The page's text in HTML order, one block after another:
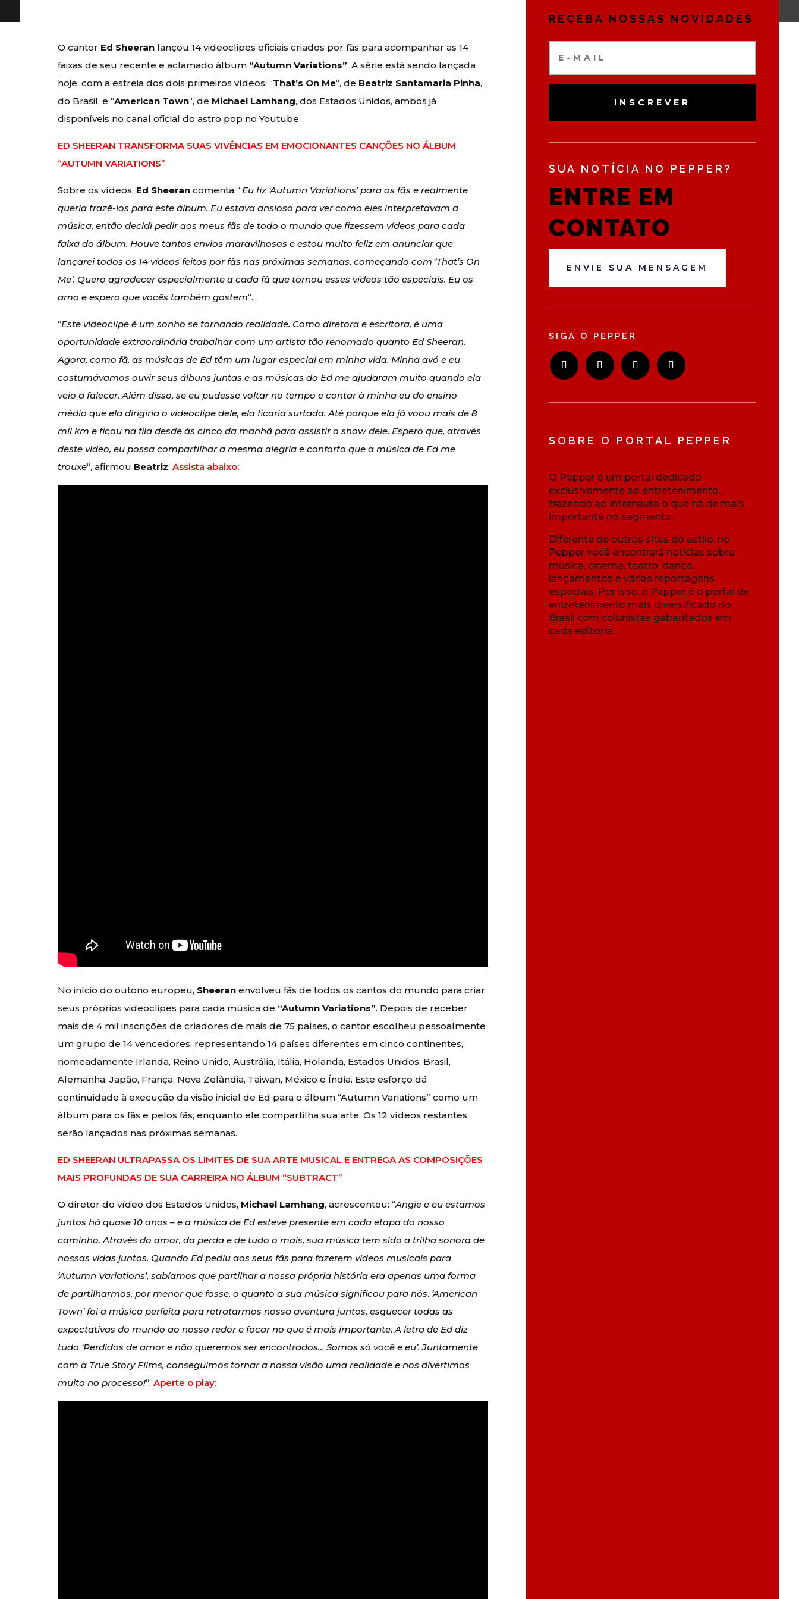
O cantor Ed Sheeran lançou 14 videoclipes oficiais criados por fãs para acompanhar as 14
faixas de seu recente e aclamado álbum “Autumn Variations”. A série está sendo lançada
hoje, com a estreia dos dois primeiros vídeos: “That’s On Me“, de Beatriz Santamaria Pinha,
do Brasil, e “American Town“, de Michael Lamhang, dos Estados Unidos, ambos já
disponíveis no canal oficial do astro pop no Youtube.
ED SHEERAN TRANSFORMA SUAS VIVÊNCIAS EM EMOCIONANTES CANÇÕES NO ÁLBUM
“AUTUMN VARIATIONS”
Sobre os vídeos, Ed Sheeran comenta: “Eu fiz ‘Autumn Variations’ para os fãs e realmente
queria trazê-los para este álbum. Eu estava ansioso para ver como eles interpretavam a
música, então decidi pedir aos meus fãs de todo o mundo que fizessem vídeos para cada
faixa do álbum. Houve tantos envios maravilhosos e estou muito feliz em anunciar que
lançarei todos os 14 vídeos feitos por fãs nas próximas semanas, começando com ‘That’s On
Me’. Quero agradecer especialmente a cada fã que tornou esses vídeos tão especiais. Eu os
amo e espero que vocês também gostem“.
“Este videoclipe é um sonho se tornando realidade. Como diretora e escritora, é uma
oportunidade extraordinária trabalhar com um artista tão renomado quanto Ed Sheeran.
Agora, como fã, as músicas de Ed têm um lugar especial em minha vida. Minha avó e eu
costumávamos ouvir seus álbuns juntas e as músicas do Ed me ajudaram muito quando ela
veio a falecer. Além disso, se eu pudesse voltar no tempo e contar à minha eu do ensino
médio que ela dirigiria o videoclipe dele, ela ficaria surtada. Até porque ela já voou mais de 8
mil km e ficou na fila desde às cinco da manhã para assistir o show dele. Espero que, através
deste vídeo, eu possa compartilhar a mesma alegria e conforto que a música de Ed me
trouxe“, afirmou Beatriz.Assista abaixo:
No início do outono europeu, Sheeran envolveu fãs de todos os cantos do mundo para criar
seus próprios videoclipes para cada música de “Autumn Variations”. Depois de receber
mais de 4 mil inscrições de criadores de mais de 75 países, o cantor escolheu pessoalmente
um grupo de 14 vencedores, representando 14 países diferentes em cinco continentes,
nomeadamente Irlanda, Reino Unido, Austrália, Itália, Holanda, Estados Unidos, Brasil,
Alemanha, Japão, França, Nova Zelândia, Taiwan, México e Índia. Este esforço dá
continuidade à execução da visão inicial de Ed para o álbum “Autumn Variations” como um
álbum para os fãs e pelos fãs, enquanto ele compartilha sua arte. Os 12 vídeos restantes
serão lançados nas próximas semanas.
ED SHEERAN ULTRAPASSA OS LIMITES DE SUA ARTE MUSICAL E ENTREGA AS COMPOSIÇÕES
MAIS PROFUNDAS DE SUA CARREIRA NO ÁLBUM “SUBTRACT”
O diretor do vídeo dos Estados Unidos, Michael Lamhang, acrescentou: “Angie e eu estamos
juntos há quase 10 anos – e a música de Ed esteve presente em cada etapa do nosso
caminho. Através do amor, da perda e de tudo o mais, sua música tem sido a trilha sonora de
nossas vidas juntos. Quando Ed pediu aos seus fãs para fazerem vídeos musicais para
‘Autumn Variations’, sabíamos que partilhar a nossa própria história era apenas uma forma
de partilharmos, por menor que fosse, o quanto a sua música significou para nós. ‘American
Town’ foi a música perfeita para retratarmos nossa aventura juntos, esquecer todas as
expectativas do mundo ao nosso redor e focar no que é mais importante. A letra de Ed diz
tudo ‘Perdidos de amor e não queremos ser encontrados… Somos só você e eu’. Juntamente
com a True Story Films, conseguimos tornar a nossa visão uma realidade e nos divertimos
muito no processo!“.Aperte o play:
RECEBA NOSSAS NOVIDADES
INSCREVER
SUA NOTÍCIA NO PEPPER?
ENTRE EM
CONTATO
ENVIE SUA MENSAGEM
SIGA O PEPPER
SOBRE O PORTAL PEPPER
O Pepper é um portal dedicado
exclusivamente ao entretenimento,
trazendo ao internauta o que há de mais
importante no segmento.
Diferente de outros sites do estilo, no
Pepper você encontrará notícias sobre
música, cinema, teatro, dança,
lançamentos e várias reportagens
especiais. Por isso, o Pepper é o portal de
entretenimento mais diversificado do
Brasil com colunistas gabaritados em
cada editoria.